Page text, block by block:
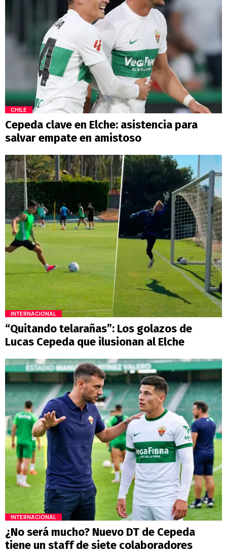
CHILE
Cepeda clave en Elche: asistencia para
salvar empate en amistoso
INTERNACIONAL
“Quitando telarañas”: Los golazos de
Lucas Cepeda que ilusionan al Elche
INTERNACIONAL
¿No será mucho? Nuevo DT de Cepeda
tiene un staff de siete colaboradores